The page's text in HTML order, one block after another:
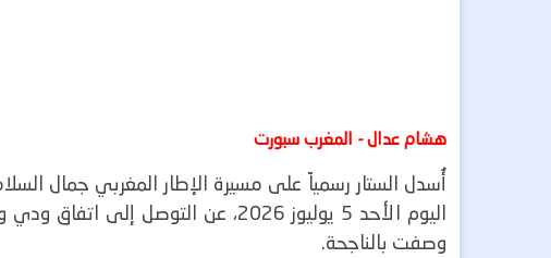
هشام عدال - المغرب سبورت
أُسدل الستار رسمياً على مسيرة الإطار المغربي جمال
اليوم الأحد 5 يوليوز 2026، عن
وصفت بالناجحة.